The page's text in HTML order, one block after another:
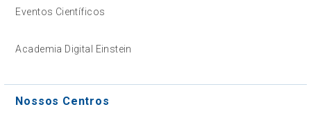
Eventos Científicos
Academia Digital Einstein
Nossos Centros